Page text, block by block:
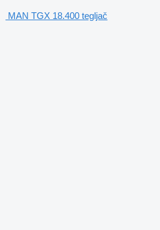
MAN TGX 18.400 tegljač